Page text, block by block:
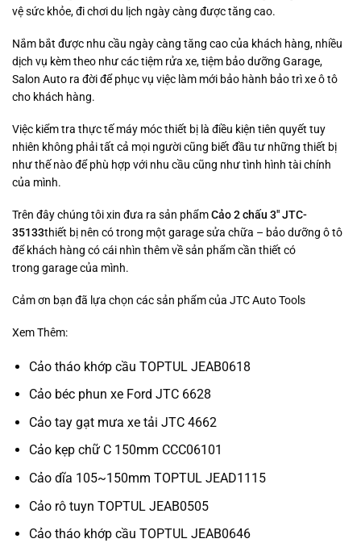
vệ sức khỏe, đi chơi du lịch ngày càng được tăng cao.
Nắm bắt được nhu cầu ngày càng tăng cao của khách hàng, nhiều
dịch vụ kèm theo như các tiệm rửa xe, tiệm bảo dưỡng Garage,
Salon Auto ra đời để phục vụ việc làm mới bảo hành bảo trì xe ô tô
cho khách hàng.
Việc kiểm tra thực tế máy móc thiết bị là điều kiện tiên quyết tuy
nhiên không phải tất cả mọi người cũng biết đầu tư những thiết bị
như thế nào để phù hợp với nhu cầu cũng như tình hình tài chính
của mình.
Trên đây chúng tôi xin đưa ra sản phẩmCảo 2 chấu 3″ JTC-
35133thiết bị nên có trong một garage sửa chữa – bảo dưỡng ô tô
để khách hàng có cái nhìn thêm về sản phẩm cần thiết có
trong garage của mình.
Cảm ơn bạn đã lựa chọn các sản phẩm của JTC Auto Tools
Xem Thêm:
Cảo tháo khớp cầu TOPTUL JEAB0618
Cảo béc phun xe Ford JTC 6628
Cảo tay gạt mưa xe tải JTC 4662
Cảo kẹp chữ C 150mm CCC06101
Cảo dĩa 105~150mm TOPTUL JEAD1115
Cảo rô tuyn TOPTUL JEAB0505
Cảo tháo khớp cầu TOPTUL JEAB0646